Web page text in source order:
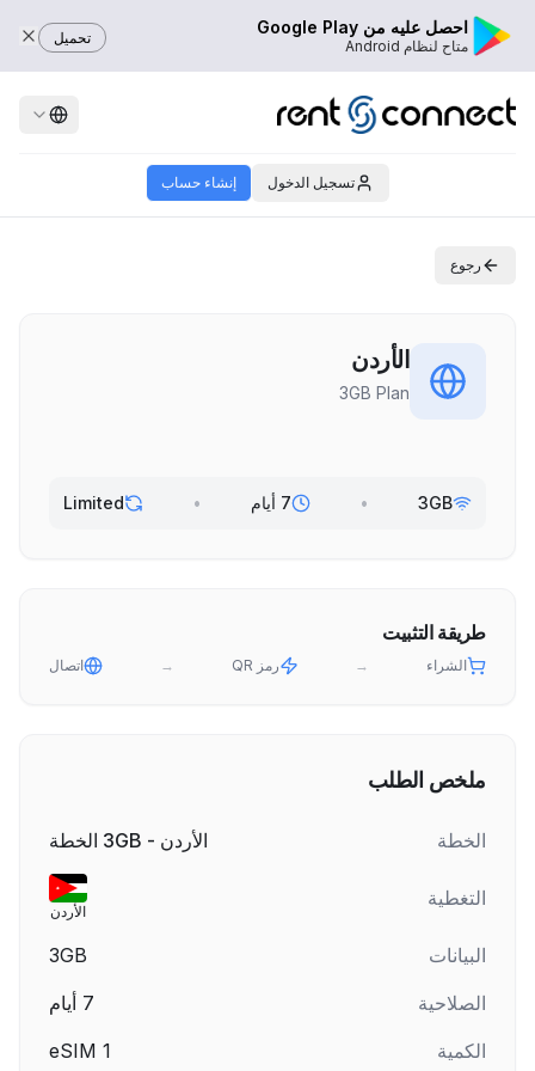
احصل عليه من Google Play
متاح لنظام Android تحميل
تسجيل الدخول إنشاء حساب
رجوع
الأردن
3GB Plan
3GB
• 7 أيام •
Limited
طريقة التثبيت
الشراء → رمز QR → اتصال
ملخص الطلب
الخطة الأردن - 3GB الخطة
التغطية
الأردن
البيانات
3GB
الصلاحية
7 أيام
الكمية
1